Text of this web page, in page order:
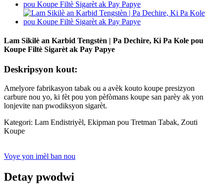
Lam Sikilè an Karbid Tengstèn | Pa Dechire, Ki Pa Kole pou
Koupe Filtè Sigarèt ak Pay Papye
Deskripsyon kout:
Amelyore fabrikasyon tabak ou a avèk kouto koupe presizyon
carbure nou yo, ki fèt pou yon pèfòmans koupe san parèy ak yon
lonjevite nan pwodiksyon sigarèt.
Kategori: Lam Endistriyèl, Ekipman pou Tretman Tabak, Zouti
Koupe
Voye yon imèl ban nou
Detay pwodwi